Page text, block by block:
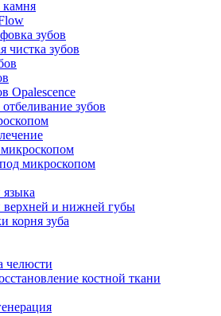
камня
зубов
чистка зубов
Opalescence
зубов
микроскопом
языка
верхней и нижней губы
корня зуба
челюсти
костной ткани